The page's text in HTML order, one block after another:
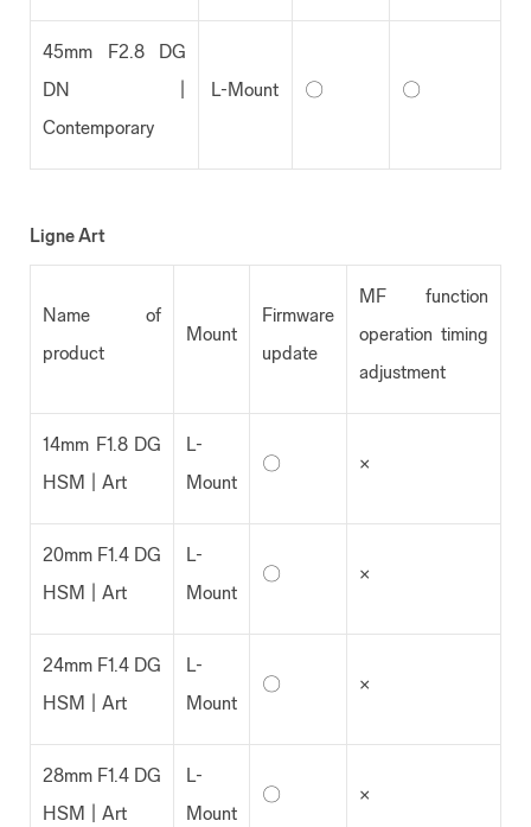
45mm F2.8 DG
DN |
Contemporary
L-Mount 〇 〇
Ligne Art
Name of
product
Mount
Firmware
update
MF function
operation timing
adjustment
14mm F1.8 DG
HSM | Art
L-
Mount
〇 ×
20mm F1.4 DG
HSM | Art
L-
Mount
〇 ×
24mm F1.4 DG
HSM | Art
L-
Mount
〇 ×
28mm F1.4 DG
HSM | Art
L-
Mount
〇 ×